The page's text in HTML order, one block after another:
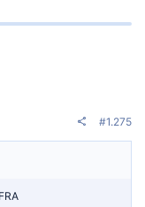
#1.275